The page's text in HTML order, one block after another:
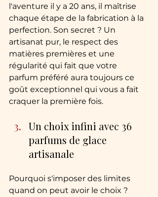
l'aventure il y a 20 ans, il maîtrise
chaque étape de la fabrication à la
perfection. Son secret ? Un
artisanat pur, le respect des
matières premières et une
régularité qui fait que votre
parfum préféré aura toujours ce
goût exceptionnel qui vous a fait
craquer la première fois.
Un choix infini avec 36
parfums de glace
artisanale
Pourquoi s'imposer des limites
quand on peut avoir le choix ?